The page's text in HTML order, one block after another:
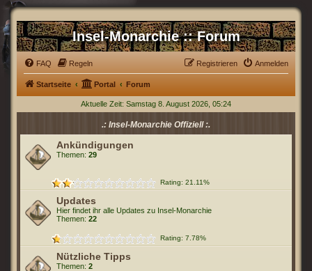
Insel-Monarchie :: Forum
FAQ Regeln Anmelden
Registrieren
Startseite Portal Forum
Aktuelle Zeit: Samstag 8. August 2026, 05:24
.: Insel-Monarchie Offiziell :.
Ankündigungen
Themen: 29
Rating: 21.11%
Updates
Hier findet ihr alle Updates zu Insel-Monarchie
Themen: 22
Rating: 7.78%
Nützliche Tipps
Themen: 2